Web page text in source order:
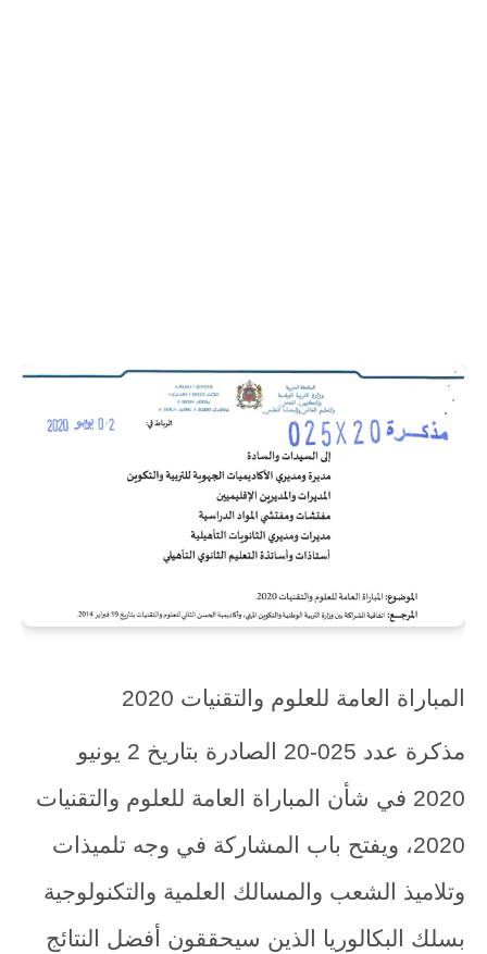
المباراة العامة للعلوم والتقنيات 2020
مذكرة عدد 025-20 الصادرة بتاريخ 2 يونيو
2020 في شأن المباراة العامة للعلوم والتقنيات
2020، ويفتح باب المشاركة في وجه تلميذات
وتلاميذ الشعب والمسالك العلمية والتكنولوجية
بسلك البكالوريا الذين سيحققون أفضل النتائج